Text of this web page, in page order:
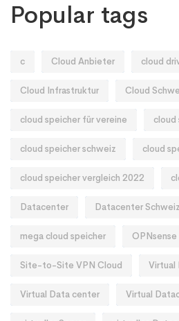
Popular tags
c Cloud Anbieter cloud
Cloud Infrastruktur Cloud
cloud speicher für vereine cloud
cloud speicher schweiz cloud
cloud speicher vergleich 2022
Datacenter Datacenter Schweiz
mega cloud speicher OPNsense
Site-to-Site VPN Cloud Virtual
Virtual Data center Virtual